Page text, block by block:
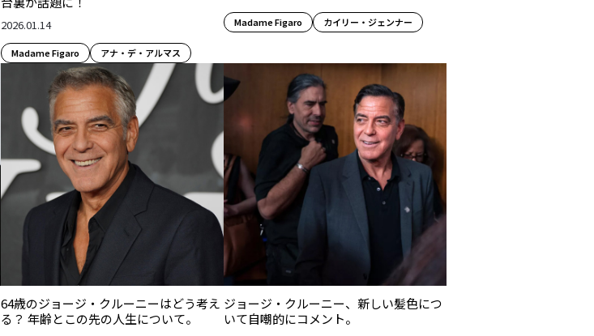
2026.01.14
Madame Figaro アナ・デ・アルマス
Madame Figaro カイリー・ジェンナー
64歳のジョージ・クルーニーはどう考え
る？ 年齢とこの先の人生について。
ジョージ・クルーニー、新しい髪色につ
いて自嘲的にコメント。